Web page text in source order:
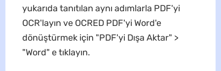
yukarıda tanıtılan aynı adımlarla PDF'yi
OCR'layın ve OCRED PDF'yi Word'e
dönüştürmek için "PDF'yi Dışa Aktar" >
"Word" e tıklayın.